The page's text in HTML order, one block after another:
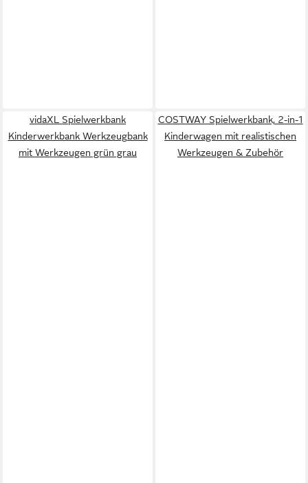
vidaXL Spielwerkbank
Kinderwerkbank Werkzeugbank
mit Werkzeugen grün grau
COSTWAY Spielwerkbank, 2-in-1
Kinderwagen mit realistischen
Werkzeugen & Zubehör